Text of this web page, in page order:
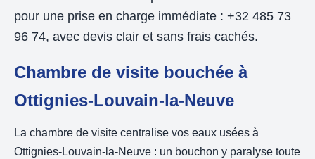
pour une prise en charge immédiate : +32 485 73
96 74, avec devis clair et sans frais cachés.
Chambre de visite bouchée à
Ottignies-Louvain-la-Neuve
La chambre de visite centralise vos eaux usées à
Ottignies-Louvain-la-Neuve : un bouchon y paralyse toute